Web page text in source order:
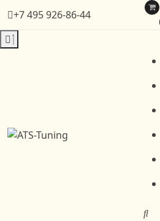
+7 495 926-86-44